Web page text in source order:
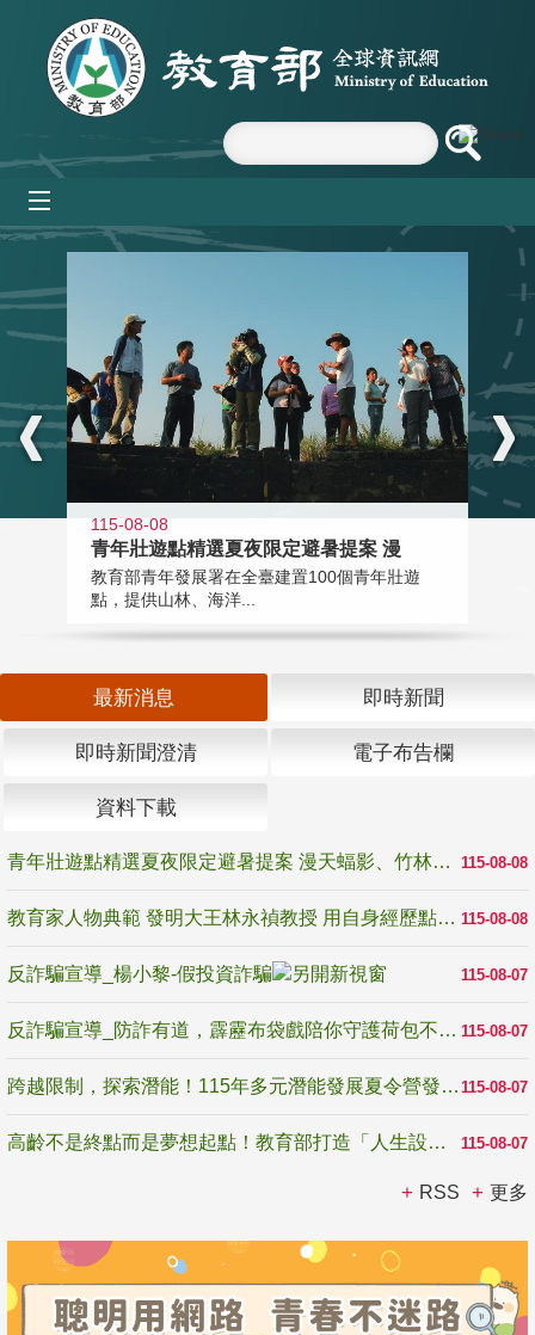
跳到主要內容區塊
:::
115-08-08
青年壯遊點精選夏夜限定避暑提案 漫
教育部青年發展署在全臺建置100個青年壯遊
點，提供山林、海洋...
最新消息 即時新聞
即時新聞澄清 電子布告欄
資料下載
115-08-08
青年壯遊點精選夏夜限定避暑提案 漫天蝠影、竹林尋蛙、茶香夜觀 邀青年暮色出發
115-08-08
教育家人物典範 發明大王林永禎教授 用自身經歷點亮學生的路
115-08-07
反詐騙宣導_楊小黎-假投資詐騙
115-08-07
反詐騙宣導_防詐有道，霹靂布袋戲陪你守護荷包不受騙
115-08-07
跨越限制，探索潛能！115年多元潛能發展夏令營發掘生命無限可能
115-08-07
高齡不是終點而是夢想起點！教育部打造「人生設計夢工場」 參展第3屆高齡健康產業博覽會
RSS 更多